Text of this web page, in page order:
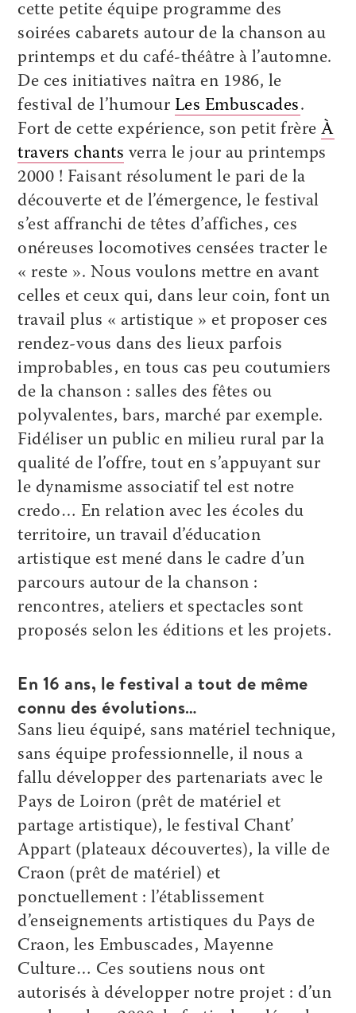
cette petite équipe programme des
soirées cabarets autour de la chanson au
printemps et du café-théâtre à l’automne.
De ces initiatives naîtra en 1986, le
festival de l’humour Les Embuscades.
Fort de cette expérience, son petit frèreÀ
travers chants verra le jour au printemps
2000 ! Faisant résolument le pari de la
découverte et de l’émergence, le festival
s’est affranchi de têtes d’affiches, ces
onéreuses locomotives censées tracter le
« reste ». Nous voulons mettre en avant
celles et ceux qui, dans leur coin, font un
travail plus « artistique » et proposer ces
rendez-vous dans des lieux parfois
improbables, en tous cas peu coutumiers
de la chanson : salles des fêtes ou
polyvalentes, bars, marché par exemple.
Fidéliser un public en milieu rural par la
qualité de l’offre, tout en s’appuyant sur
le dynamisme associatif tel est notre
credo… En relation avec les écoles du
territoire, un travail d’éducation
artistique est mené dans le cadre d’un
parcours autour de la chanson :
rencontres, ateliers et spectacles sont
proposés selon les éditions et les projets.
En 16 ans, le festival a tout de même
connu des évolutions…
Sans lieu équipé, sans matériel technique,
sans équipe professionnelle, il nous a
fallu développer des partenariats avec le
Pays de Loiron (prêt de matériel et
partage artistique), le festival Chant’
Appart (plateaux découvertes), la ville de
Craon (prêt de matériel) et
ponctuellement : l’établissement
d’enseignements artistiques du Pays de
Craon, les Embuscades, Mayenne
Culture… Ces soutiens nous ont
autorisés à développer notre projet : d’un